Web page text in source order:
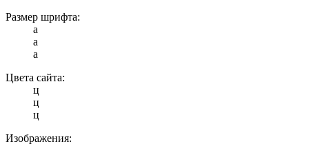
Размер шрифта:
a
a
a
Цвета сайта:
ц
ц
ц
Изображения: